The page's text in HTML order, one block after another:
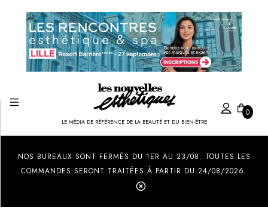
LE MÉDIA DE RÉFÉRENCE DE LA BEAUTÉ ET DU BIEN-ÊTRE
0
NOS BUREAUX SONT FERMÉS DU 1ER AU 23/08. TOUTES LES
COMMANDES SERONT TRAITÉES À PARTIR DU 24/08/2026.